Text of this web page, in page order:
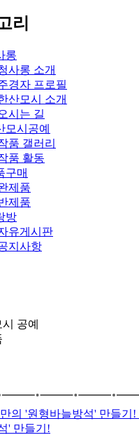
리
롱
사롱 소개
경자 프로필
산모시 소개
시는 길
모시공예
품 갤러리
품 활동
구매
제품
제품
방
유게시판
지사항
공예
의 '원형바늘방석' 만들기!
' 만들기!